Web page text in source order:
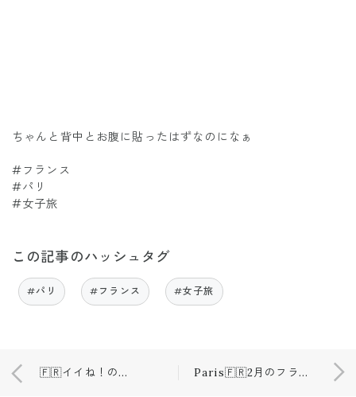
ちゃんと背中とお腹に貼ったはずなのになぁ
#フランス
#パリ
#女子旅
この記事のハッシュタグ
#パリ #フランス #女子旅
🇫🇷イイね！の数3度見😳😳😳？ Paris🇫🇷2月のフランスわまだまだ寒い☃️